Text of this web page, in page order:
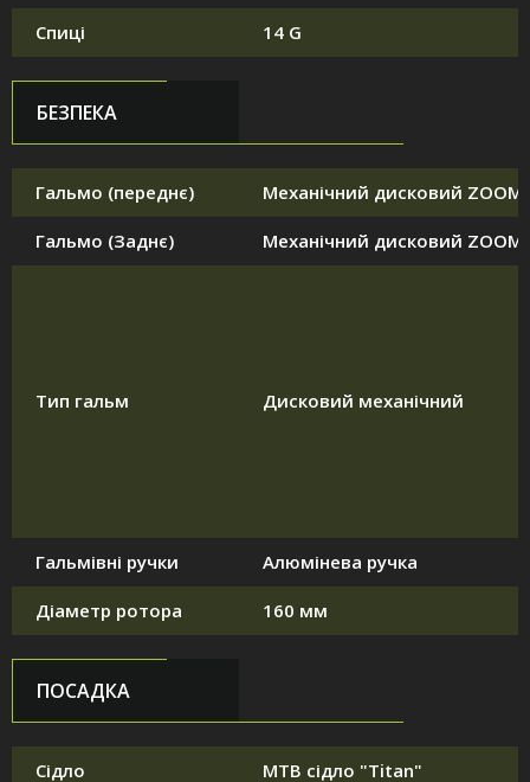
Спиці 14 G
БЕЗПЕКА
Гальмо (переднє) Механічний дисковий ZOOM
Гальмо (Заднє) Механічний дисковий ZOOM
Тип гальм Дисковий механічний
Гальмівні ручки Алюмінева ручка
Діаметр ротора 160 мм
ПОСАДКА
Сідло MTB сідло "Titan"